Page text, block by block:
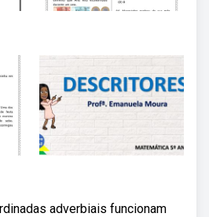
adverbiais funcionam